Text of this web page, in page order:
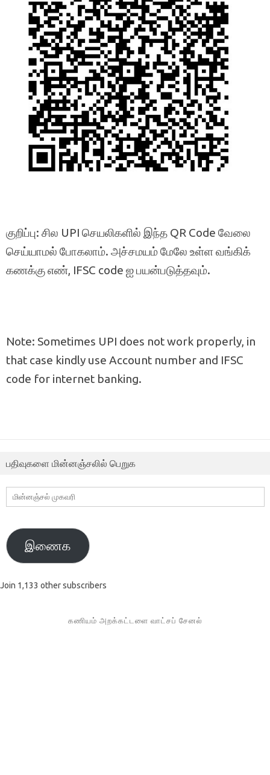
குறிப்பு: சில UPI செயலிகளில் இந்த QR Code வேலை
செய்யாமல் போகலாம். அச்சமயம் மேலே உள்ள வங்கிக்
கணக்கு எண், IFSC code ஐ பயன்படுத்தவும்.
Note: Sometimes UPI does not work properly, in
that case kindly use Account number and IFSC
code for internet banking.
பதிவுகளை மின்னஞ்சலில் பெறுக
மின்னஞ்சல்
முகவரி
இணைக
Join 1,133 other subscribers
கணியம் அறக்கட்டளை வாட்சப் சேனல்